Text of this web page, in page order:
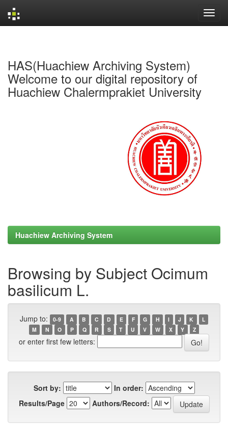
HAS(Huachiew Archiving System)
Welcome to our digital repository of
Huachiew Chalermprakiet University
Huachiew Archiving System
Browsing by Subject Ocimum
basilicum L.
Jump to: 0-9 A B C D E F G H I J K
L
M
N O P Q R S T U V W X Y Z
or enter first few letters:
Sort by:
In order:
Results/Page
Authors/Record: